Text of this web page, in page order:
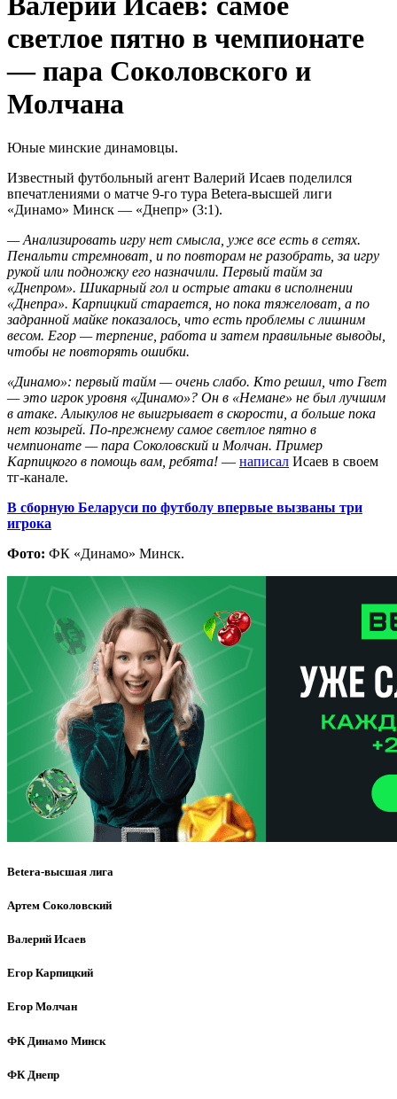
светлое пятно в чемпионате
— пара Соколовского и
Молчана
Юные минские динамовцы.
Известный футбольный агент Валерий Исаев поделился
впечатлениями о матче 9-го тура Betera-высшей лиги
«Динамо» Минск — «Днепр» (3:1).
— Анализировать игру нет смысла, уже все есть в сетях.
Пенальти стремноват, и по повторам не разобрать, за игру
рукой или подножку его назначили. Первый тайм за
«Днепром». Шикарный гол и острые атаки в исполнении
«Днепра». Карпицкий старается, но пока тяжеловат, а по
задранной майке показалось, что есть проблемы с лишним
весом. Егор — терпение, работа и затем правильные выводы,
чтобы не повторять ошибки.
«Динамо»: первый тайм — очень слабо. Кто решил, что Гвет
— это игрок уровня «Динамо»? Он в «Немане» не был лучшим
в атаке. Алыкулов не выигрывает в скорости, а больше пока
нет козырей. По-прежнему самое светлое пятно в
чемпионате — пара Соколовский и Молчан. Пример
Карпицкого в помощь вам, ребята! — написал Исаев в своем
тг-канале.
В сборную Беларуси по футболу впервые вызваны три
игрока
Фото: ФК «Динамо» Минск.
Betera-высшая лига
Артем Соколовский
Валерий Исаев
Егор Карпицкий
Егор Молчан
ФК Динамо Минск
ФК Днепр